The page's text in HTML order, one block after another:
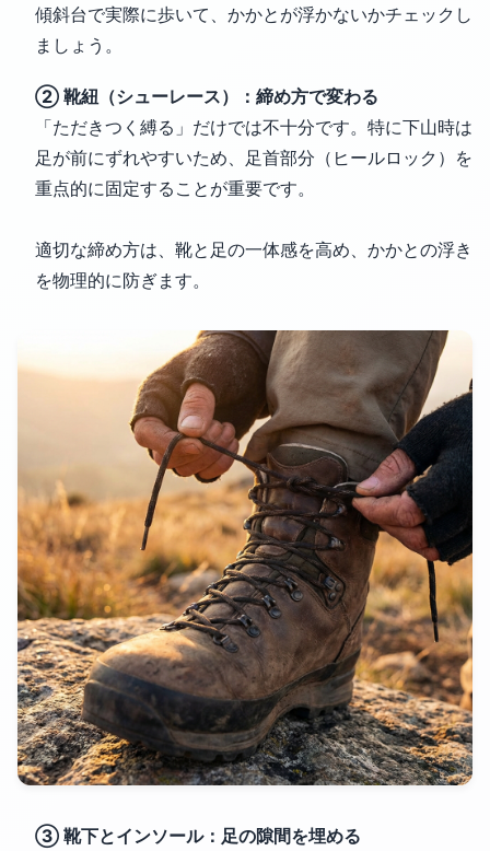
傾斜台で実際に歩いて、かかとが浮かないかチェックし
ましょう。
② 靴紐（シューレース）：締め方で変わる
「ただきつく縛る」だけでは不十分です。特に下山時は
足が前にずれやすいため、足首部分（ヒールロック）を
重点的に固定することが重要です。
適切な締め方は、靴と足の一体感を高め、かかとの浮き
を物理的に防ぎます。
③ 靴下とインソール：足の隙間を埋める